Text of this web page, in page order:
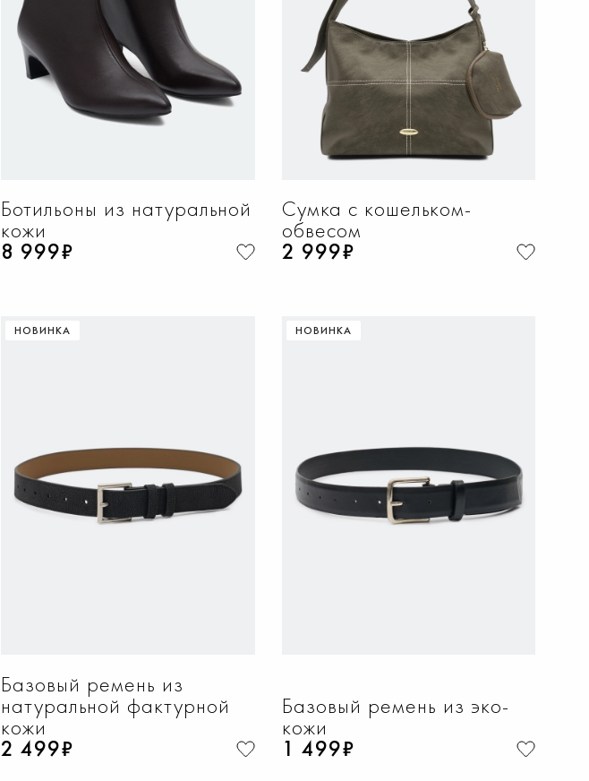
ДОБАВИТЬ В КОРЗИНУ
36
37 40
Ботильоны из натуральной
кожи
8 999₽
ДОБАВИТЬ В КОРЗИНУ
One
Сумка с кошельком-
обвесом
2 999₽
НОВИНКА
Базовый ремень из
натуральной фактурной
кожи
2 499₽
НОВИНКА
Базовый ремень из эко-
кожи
1 499₽